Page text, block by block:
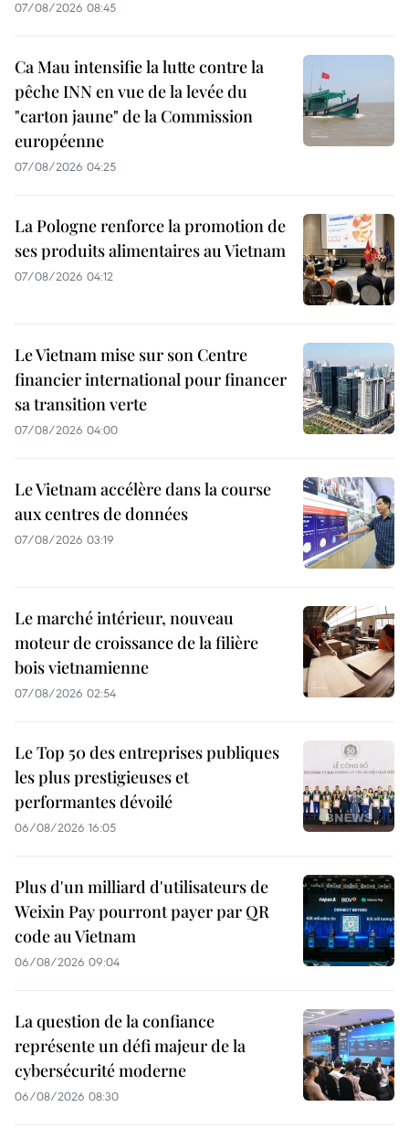
07/08/2026 08:45
Ca Mau intensifie la lutte contre la
pêche INN en vue de la levée du
"carton jaune" de la Commission
européenne
07/08/2026 04:25
La Pologne renforce la promotion de
ses produits alimentaires au Vietnam
07/08/2026 04:12
Le Vietnam mise sur son Centre
financier international pour financer
sa transition verte
07/08/2026 04:00
Le Vietnam accélère dans la course
aux centres de données
07/08/2026 03:19
Le marché intérieur, nouveau
moteur de croissance de la filière
bois vietnamienne
07/08/2026 02:54
Le Top 50 des entreprises publiques
les plus prestigieuses et
performantes dévoilé
06/08/2026 16:05
Plus d'un milliard d'utilisateurs de
Weixin Pay pourront payer par QR
code au Vietnam
06/08/2026 09:04
La question de la confiance
représente un défi majeur de la
cybersécurité moderne
06/08/2026 08:30